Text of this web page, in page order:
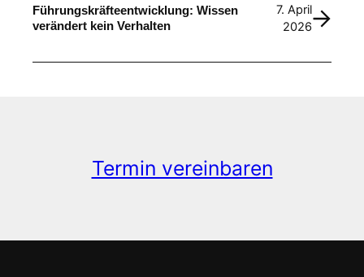
Führungskräfteentwicklung: Wissen
verändert kein Verhalten
7. April
2026
Termin vereinbaren